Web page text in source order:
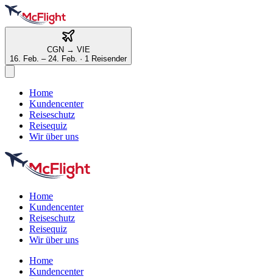
CGN → VIE
16. Feb. – 24. Feb. · 1 Reisender
Home
Kundencenter
Reiseschutz
Reisequiz
Wir über uns
Home
Kundencenter
Reiseschutz
Reisequiz
Wir über uns
Home
Kundencenter